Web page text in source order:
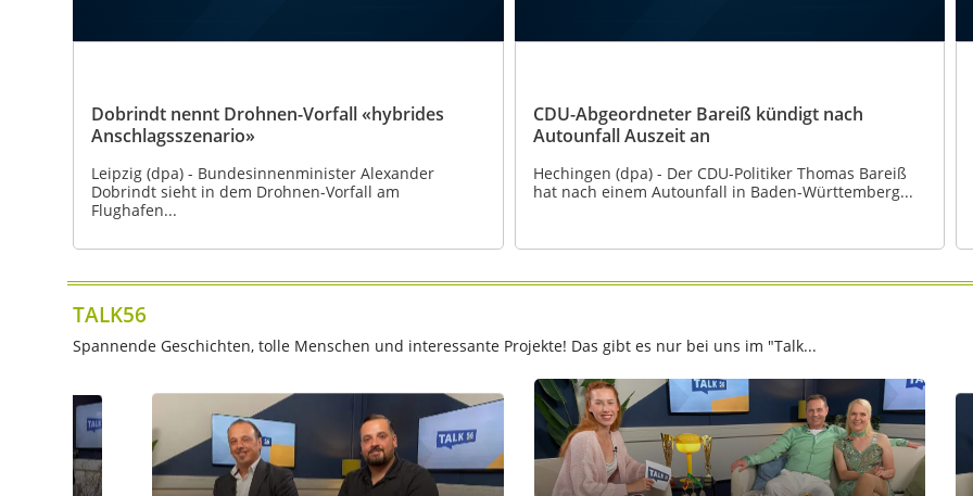
Dobrindt nennt Drohnen-Vorfall «hybrides
Anschlagsszenario»
Leipzig (dpa) - Bundesinnenminister Alexander
Dobrindt sieht in dem Drohnen-Vorfall am
Flughafen...
CDU-Abgeordneter Bareiß kündigt nach
Autounfall Auszeit an
Hechingen (dpa) - Der CDU-Politiker Thomas Bareiß
hat nach einem Autounfall in Baden-Württemberg...
TALK56
Spannende Geschichten, tolle Menschen und interessante Projekte! Das gibt es nur bei uns im "Talk...